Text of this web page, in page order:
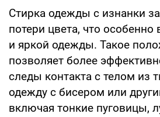
Стирка одежды с изнанки
потери цвета, что
и яркой одежды. Такое
позволяет более
следы контакта с телом из
одежду с бисером или
включая тонкие пуговицы,